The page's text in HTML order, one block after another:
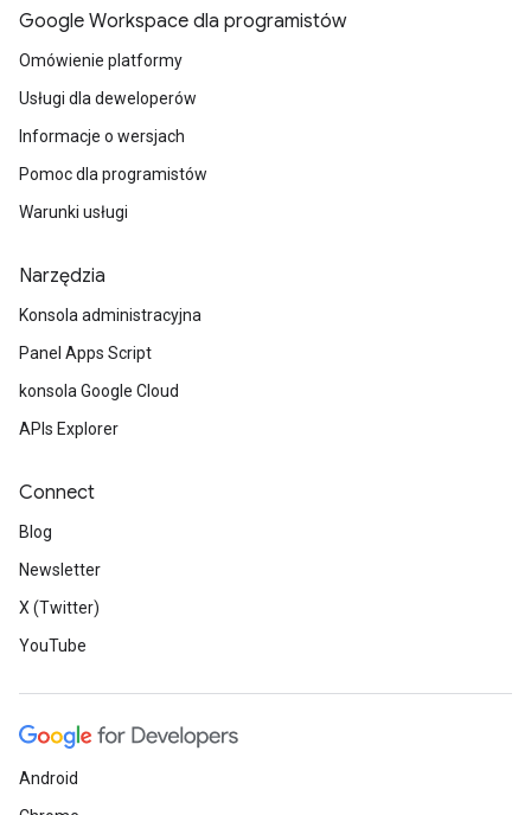
Google Workspace dla programistów
Omówienie platformy
Usługi dla deweloperów
Informacje o wersjach
Pomoc dla programistów
Warunki usługi
Narzędzia
Konsola administracyjna
Panel Apps Script
konsola Google Cloud
APIs Explorer
Connect
Blog
Newsletter
X (Twitter)
YouTube
Android